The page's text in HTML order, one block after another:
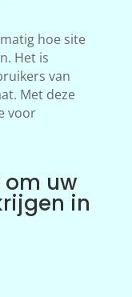
hoe site
Het is
van
Met deze
voor
uw
in